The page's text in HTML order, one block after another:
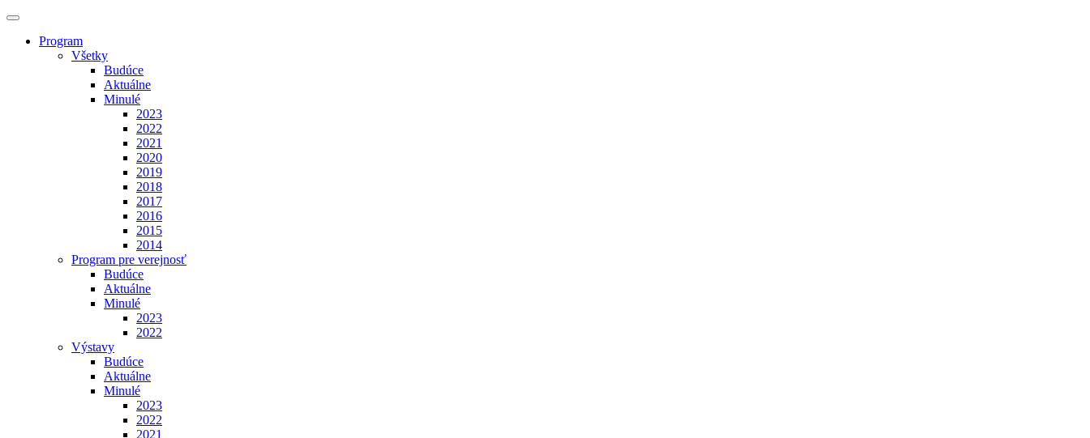
Program
Všetky
Budúce
Aktuálne
Minulé
2023
2022
2021
2020
2019
2018
2017
2016
2015
2014
Program pre verejnosť
Budúce
Aktuálne
Minulé
2023
2022
Výstavy
Budúce
Aktuálne
Minulé
2023
2022
2021